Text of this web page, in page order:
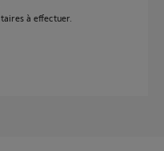
à effectuer.